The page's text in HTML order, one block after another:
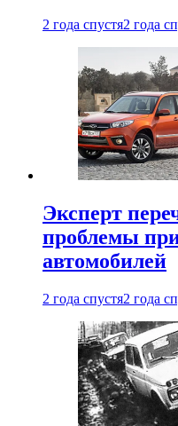
2 года спустя2 года
Эксперт
проблемы
автомобилей
2 года спустя2 года